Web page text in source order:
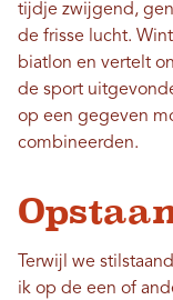
tijdje zwijgend,
de frisse lucht.
biatlon en vertelt
de sport
op een gegeven
combineerden.
Terwijl we
ik op de een of